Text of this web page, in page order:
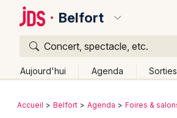
Belfort
Concert, spectacle, etc.
Aujourd'hui Agenda
Publier un événement
Retour
Accueil Belfort Agenda Foires &
Quoi ?
Où ?